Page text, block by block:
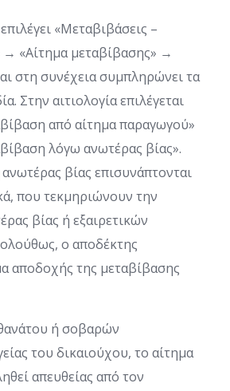
«Μεταβιβάσεις –
→ «Αίτημα μεταβίβασης» →
στη συνέχεια συμπληρώνει τα
Στην αιτιολογία επιλέγεται
από αίτημα παραγωγού»
λόγω ανωτέρας βίας».
βίας επισυνάπτονται
που τεκμηριώνουν την
βίας ή εξαιρετικών
ο αποδέκτης
αποδοχής της μεταβίβασης
ή σοβαρών
του δικαιούχου, το αίτημα
απευθείας από τον